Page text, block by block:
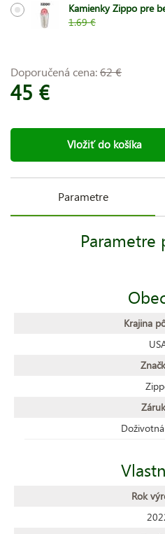
Kamienky Zippo pre
1.69 €
Doporučená cena:62 €
45 €
Vložiť do košíka
Parametre
Parametre
Krajina
Rok